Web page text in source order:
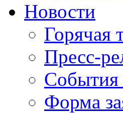
Новости
Горячая
Пресс-
Форма